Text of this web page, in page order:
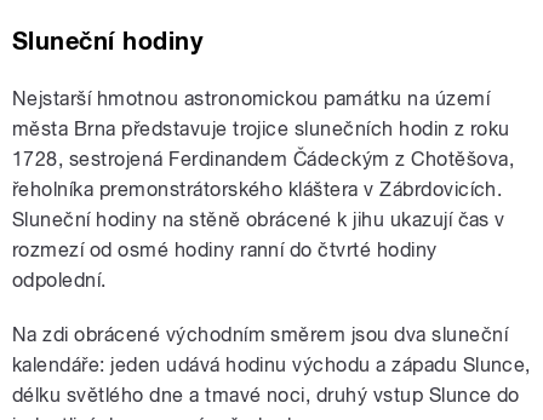
Sluneční hodiny
Nejstarší hmotnou astronomickou památku na území
města Brna představuje trojice slunečních hodin z roku
1728, sestrojená Ferdinandem Čádeckým z Chotěšova,
řeholníka premonstrátorského kláštera v Zábrdovicích.
Sluneční hodiny na stěně obrácené k jihu ukazují čas v
rozmezí od osmé hodiny ranní do čtvrté hodiny
odpolední.
Na zdi obrácené východním směrem jsou dva sluneční
kalendáře: jeden udává hodinu východu a západu Slunce,
délku světlého dne a tmavé noci, druhý vstup Slunce do